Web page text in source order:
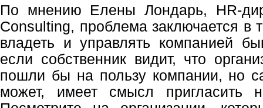
По мнению Елены Лондарь, HR-
Consulting, проблема заключается в
владеть и управлять компанией
если собственник видит, что
пошли бы на пользу компании, но
может, имеет смысл пригласить